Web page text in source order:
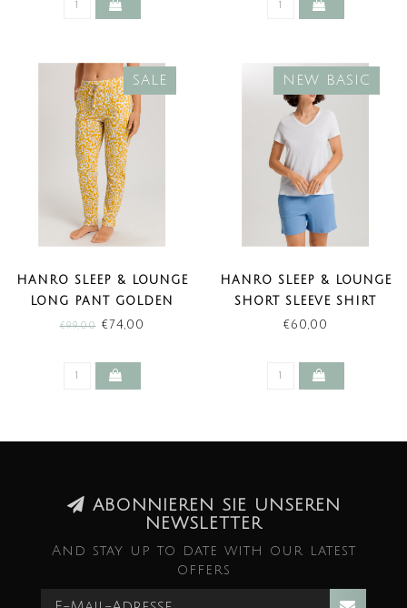
SALE
HANRO SLEEP & LOUNGE
LONG PANT GOLDEN
ORNAMENT (SALE)
€99,00€74,00
NEW BASIC
HANRO SLEEP & LOUNGE
SHORT SLEEVE SHIRT
WHITE (NEW BASIC)
€60,00
ABONNIEREN SIE UNSEREN
NEWSLETTER
And stay up to date with our latest
offers